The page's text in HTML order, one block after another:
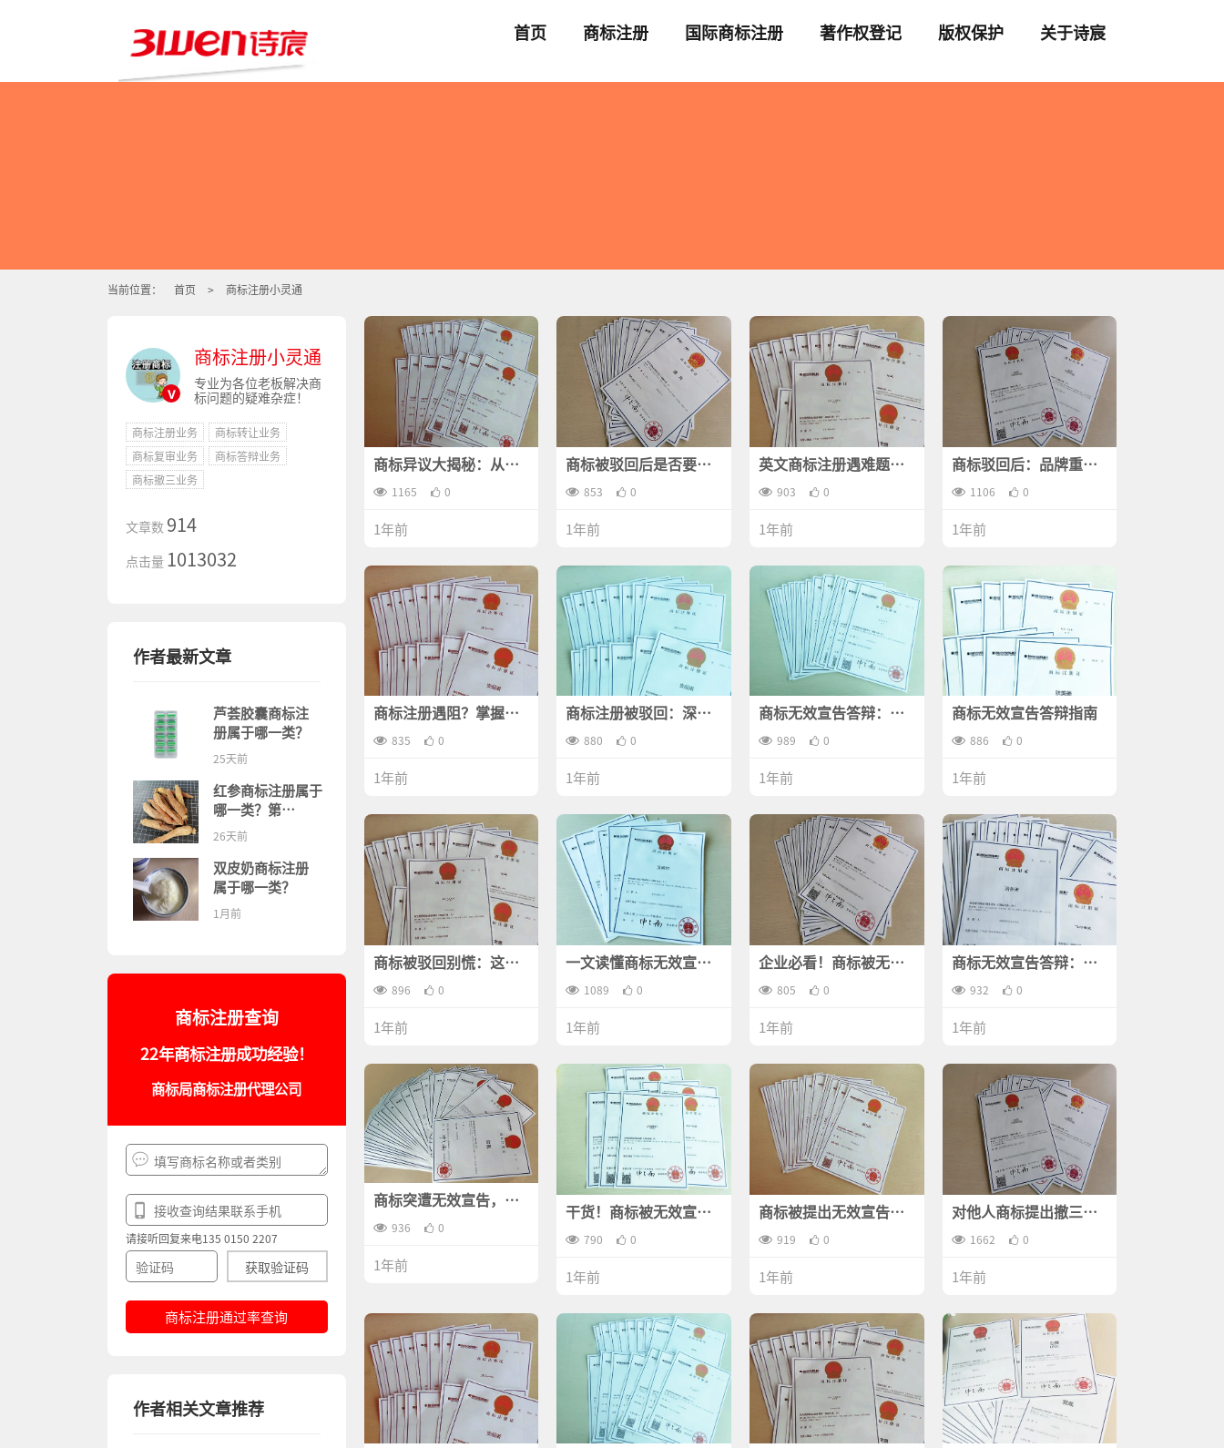
首页 商标注册 国际商标注册 著作权登记 版权保护 关于诗宸
当前位置： 首页 > 商标注册小灵通
v
商标注册小灵通
专业为各位老板解决商
标问题的疑难杂症！
商标注册业务
商标转让业务
商标复审业务
商标答辩业务
商标撤三业务
文章数 914
点击量 1013032
作者最新文章
芦荟胶囊商标注
册属于哪一类？
25天前
红参商标注册属于
哪一类？第
05/35/30/03/29/32
类详解+厂家品牌
商贸易商注册策略
26天前
双皮奶商标注册
属于哪一类？
1月前
商标注册查询
22年商标注册成功经验！
商标局商标注册代理公司
请接听回复来电135 0150 2207
获取验证码
商标注册通过率查询
作者相关文章推荐
商标异议大揭秘：从理
由到裁定，你需要了解
的一切
1165 0
1年前
商标被驳回后是否要复
审？关键问题解答
853 0
1年前
英文商标注册遇难题？
专家教你如何突破阻碍
903 0
1年前
商标驳回后：品牌重生
的关键策略与应对之道
1106 0
1年前
商标注册遇阻？掌握这
些技巧轻松应对阻碍
835 0
1年前
商标注册被驳回：深度
剖析与应对之道
880 0
1年前
商标无效宣告答辩：你
需要知道的重要事项
989 0
1年前
商标无效宣告答辩指南
886 0
1年前
商标被驳回别慌：这些
问题你必须知道！
896 0
1年前
一文读懂商标无效宣告
答辩
1089 0
1年前
企业必看！商标被无效
宣告，这些关键要点不
可不知
805 0
1年前
商标无效宣告答辩：成
功率有多高？
932 0
1年前
商标突遭无效宣告，应
对策略有哪些？
936 0
1年前
干货！商标被无效宣
告，问题全解析
790 0
1年前
商标被提出无效宣告你
需要了解的详细情况！
919 0
1年前
对他人商标提出撤三：
你需要知道的一切
1662 0
1年前